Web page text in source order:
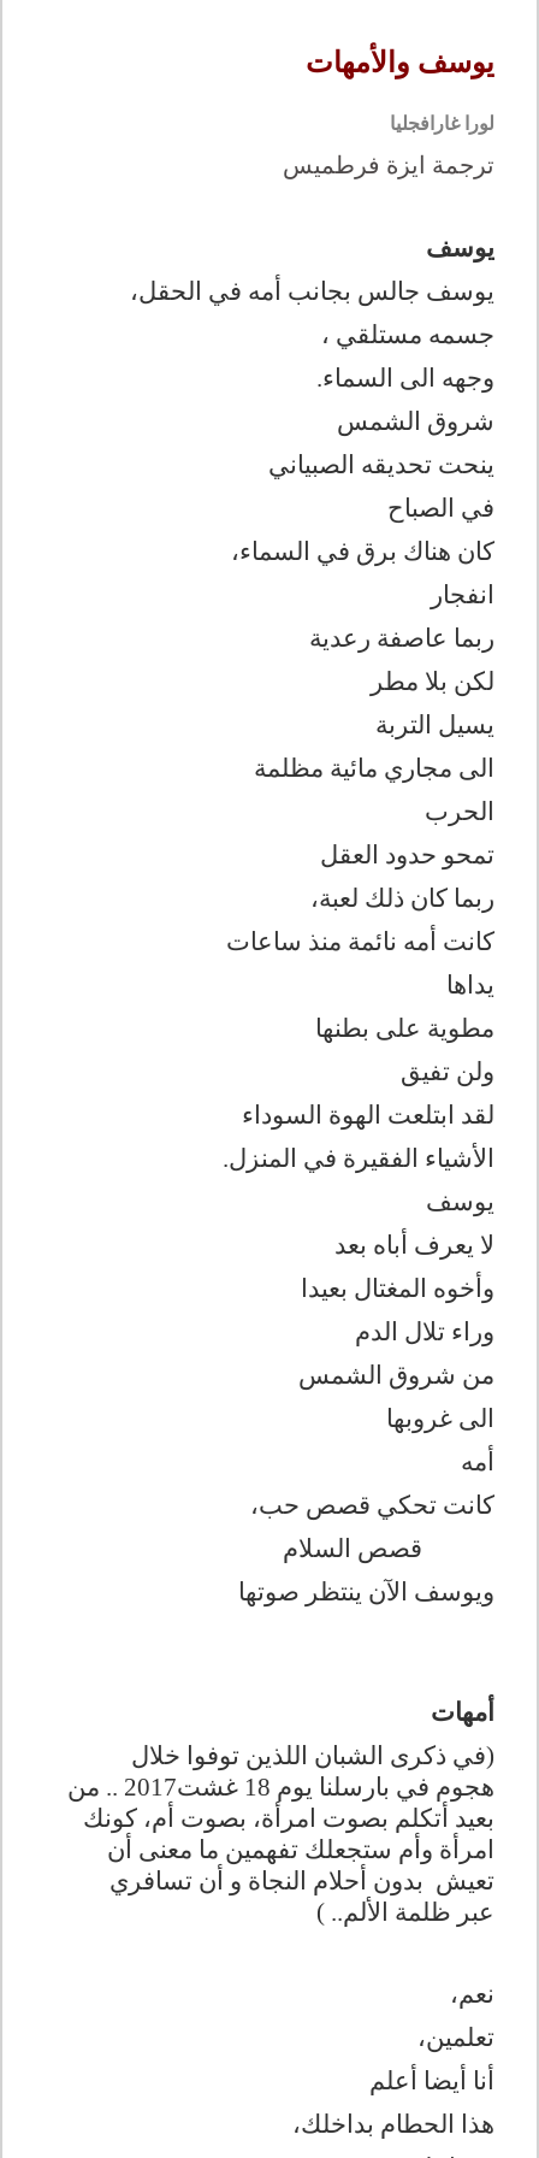
يوسف والأمهات
لورا غارافجليا
ترجمة ايزة فرطميس
يوسف
يوسف جالس بجانب أمه في الحقل،
جسمه مستلقي ،
وجهه الى السماء.
شروق الشمس
ينحت تحديقه الصبياني
في الصباح
كان هناك برق في السماء،
انفجار
ربما عاصفة رعدية
لكن بلا مطر
يسيل التربة
الى مجاري مائية مظلمة
الحرب
تمحو حدود العقل
ربما كان ذلك لعبة،
كانت أمه نائمة منذ ساعات
يداها
مطوية على بطنها
ولن تفيق
لقد ابتلعت الهوة السوداء
الأشياء الفقيرة في المنزل.
يوسف
لا يعرف أباه بعد
وأخوه المغتال بعيدا
وراء تلال الدم
من شروق الشمس
الى غروبها
أمه
كانت تحكي قصص حب،
قصص السلام
ويوسف الآن ينتظر صوتها
أمهات
(في ذكرى الشبان اللذين توفوا خلال
هجوم في بارسلنا يوم 18 غشت2017 .. من
بعيد أتكلم بصوت امرأة، بصوت أم، كونك
امرأة وأم ستجعلك تفهمين ما معنى أن
تعيش بدون أحلام النجاة و أن تسافري
عبر ظلمة الألم.. )
نعم،
تعلمين،
أنا أيضا أعلم
هذا الحطام بداخلك،